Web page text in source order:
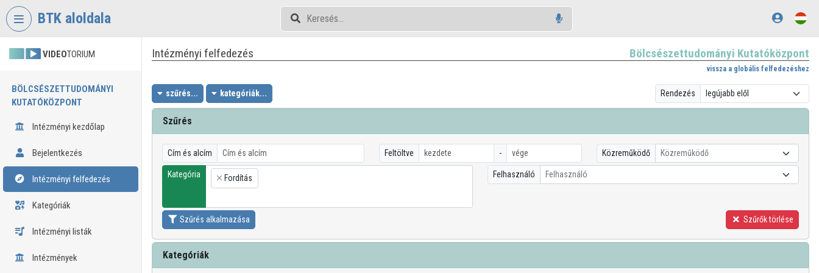
Fejléc kihagyása
BTK aloldala
VIDEOTORIUM
BÖLCSÉSZETTUDOMÁNYI
KUTATÓKÖZPONT
Intézményi kezdőlap
Bejelentkezés
Intézményi felfedezés
Kategóriák
Intézményi listák
Intézmények
Intézményi felfedezés Bölcsészettudományi Kutatóközpont
vissza a globális felfedezéshez
szűrés... kategóriák... Rendezés
Szűrés
Cím és alcím Feltöltve - Közreműködő Közreműködő
Kategória
×
Fordítás Felhasználó Felhasználó
Szűrés alkalmazása Szűrők törlése
Kategóriák